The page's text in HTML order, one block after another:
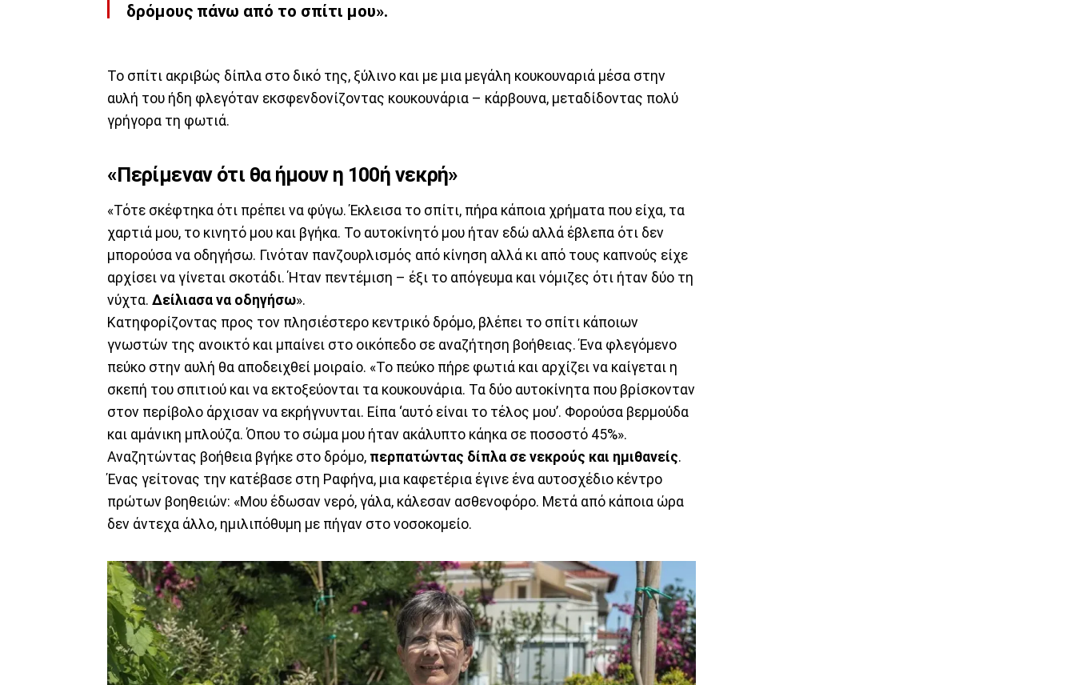
δρόμους πάνω από το σπίτι μου».
Το σπίτι ακριβώς δίπλα στο δικό της, ξύλινο και με μια μεγάλη κουκουναριά μέσα στην
αυλή του ήδη φλεγόταν εκσφενδονίζοντας κουκουνάρια – κάρβουνα, μεταδίδοντας πολύ
γρήγορα τη φωτιά.
«Περίμεναν ότι θα ήμουν η 100ή νεκρή»
«Τότε σκέφτηκα ότι πρέπει να φύγω. Έκλεισα το σπίτι, πήρα κάποια χρήματα που είχα, τα
χαρτιά μου, το κινητό μου και βγήκα. Το αυτοκίνητό μου ήταν εδώ αλλά έβλεπα ότι δεν
μπορούσα να οδηγήσω. Γινόταν πανζουρλισμός από κίνηση αλλά κι από τους καπνούς είχε
αρχίσει να γίνεται σκοτάδι. Ήταν πεντέμιση – έξι το απόγευμα και νόμιζες ότι ήταν δύο τη
νύχτα. Δείλιασα να οδηγήσω».
Κατηφορίζοντας προς τον πλησιέστερο κεντρικό δρόμο, βλέπει το σπίτι κάποιων
γνωστών της ανοικτό και μπαίνει στο οικόπεδο σε αναζήτηση βοήθειας. Ένα φλεγόμενο
πεύκο στην αυλή θα αποδειχθεί μοιραίο. «Το πεύκο πήρε φωτιά και αρχίζει να καίγεται η
σκεπή του σπιτιού και να εκτοξεύονται τα κουκουνάρια. Τα δύο αυτοκίνητα που βρίσκονταν
στον περίβολο άρχισαν να εκρήγνυνται. Είπα ‘αυτό είναι το τέλος μου’. Φορούσα βερμούδα
και αμάνικη μπλούζα. Όπου το σώμα μου ήταν ακάλυπτο κάηκα σε ποσοστό 45%».
Αναζητώντας βοήθεια βγήκε στο δρόμο, περπατώντας δίπλα σε νεκρούς και ημιθανείς.
Ένας γείτονας την κατέβασε στη Ραφήνα, μια καφετέρια έγινε ένα αυτοσχέδιο κέντρο
πρώτων βοηθειών: «Μου έδωσαν νερό, γάλα, κάλεσαν ασθενοφόρο. Μετά από κάποια ώρα
δεν άντεχα άλλο, ημιλιπόθυμη με πήγαν στο νοσοκομείο.